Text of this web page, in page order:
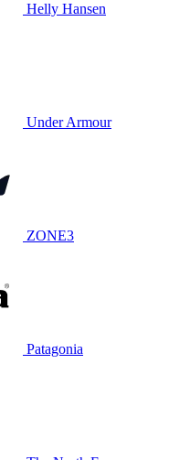
Helly Hansen
Under Armour
ZONE3
Patagonia